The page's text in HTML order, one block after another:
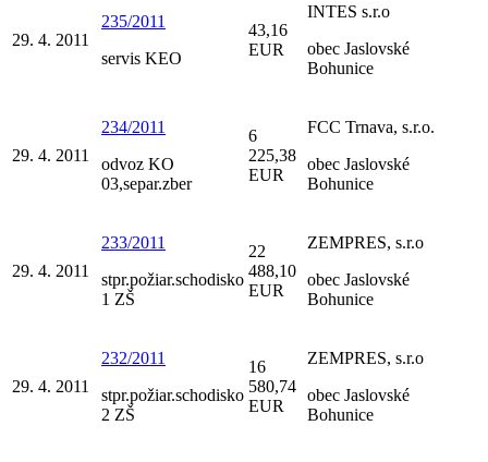
29. 4. 2011
235/2011
servis KEO
43,16
EUR
INTES s.r.o
obec Jaslovské
Bohunice
29. 4. 2011
234/2011
odvoz KO
03,separ.zber
6
225,38
EUR
FCC Trnava, s.r.o.
obec Jaslovské
Bohunice
29. 4. 2011
233/2011
stpr.požiar.schodisko
1 ZŠ
22
488,10
EUR
ZEMPRES, s.r.o
obec Jaslovské
Bohunice
29. 4. 2011
232/2011
stpr.požiar.schodisko
2 ZŠ
16
580,74
EUR
ZEMPRES, s.r.o
obec Jaslovské
Bohunice